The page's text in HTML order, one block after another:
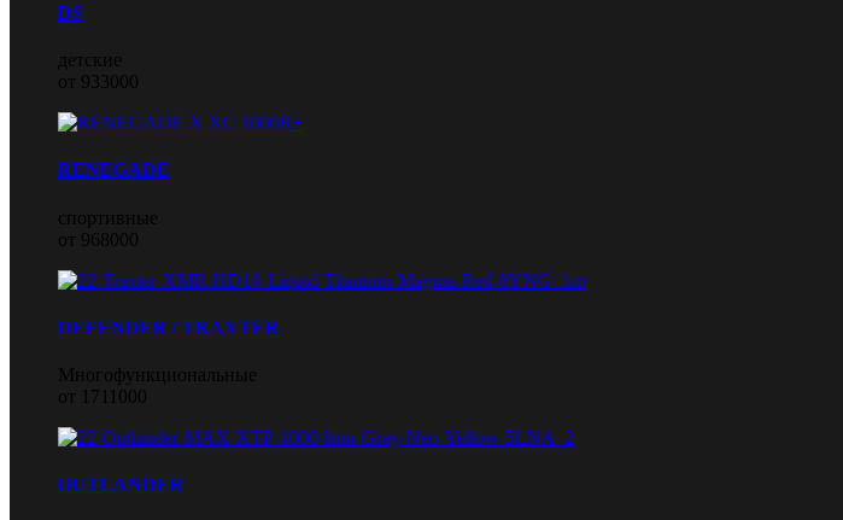
DS
детские
от 933000
RENEGADE
спортивные
от 968000
DEFENDER / TRAXTER
Многофункциональные
от 1711000
OUTLANDER